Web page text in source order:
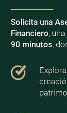
Solicita una
Financiero,
90 minutos,